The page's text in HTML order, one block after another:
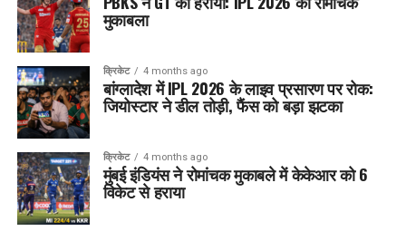
मुकाबला
क्रिकेट 4 months ago
बांग्लादेश में IPL 2026 के लाइव प्रसारण पर रोक:
जियोस्टार ने डील तोड़ी, फैंस को बड़ा झटका
क्रिकेट 4 months ago
मुंबई इंडियंस ने रोमांचक मुकाबले में केकेआर को 6
विकेट से हराया